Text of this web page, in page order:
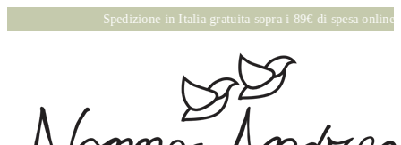
Spedizione in Italia gratuita sopra i 89€ di spesa online